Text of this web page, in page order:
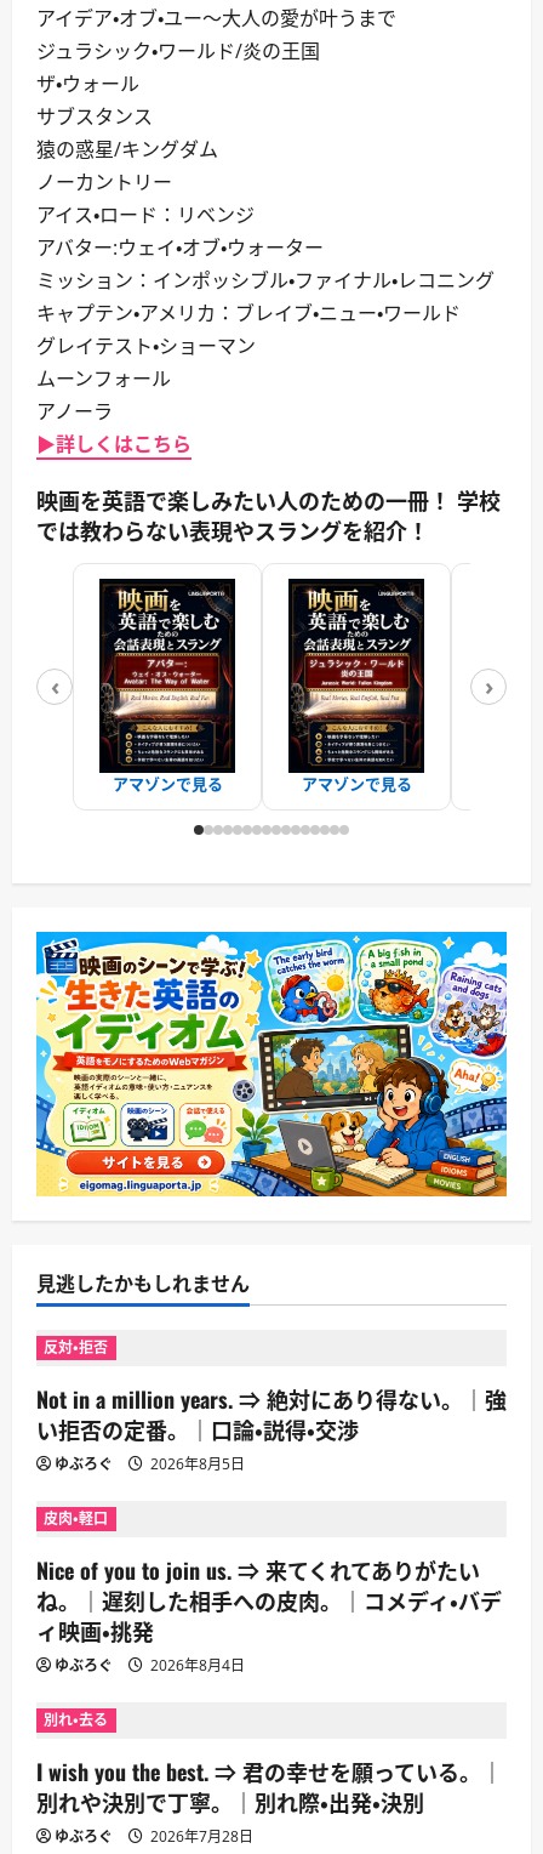
アイデア・オブ・ユー～大人の愛が叶うまで
ジュラシック・ワールド/炎の王国
ザ・ウォール
サブスタンス
猿の惑星/キングダム
ノーカントリー
アイス・ロード：リベンジ
アバター:ウェイ・オブ・ウォーター
ミッション：インポッシブル・ファイナル・レコニング
キャプテン・アメリカ：ブレイブ・ニュー・ワールド
グレイテスト・ショーマン
ムーンフォール
アノーラ
▶詳しくはこちら
映画を英語で楽しみたい人のための一冊！ 学校
では教わらない表現やスラングを紹介！
‹
アマゾンで見る アマゾンで見る
›
見逃したかもしれません
反対・拒否
Not in a million years. ⇒ 絶対にあり得ない。｜強
い拒否の定番。｜口論・説得・交渉
ゆぶろぐ 2026年8月5日
皮肉・軽口
Nice of you to join us. ⇒ 来てくれてありがたい
ね。｜遅刻した相手への皮肉。｜コメディ・バデ
ィ映画・挑発
ゆぶろぐ 2026年8月4日
別れ・去る
I wish you the best. ⇒ 君の幸せを願っている。｜
別れや決別で丁寧。｜別れ際・出発・決別
ゆぶろぐ 2026年7月28日